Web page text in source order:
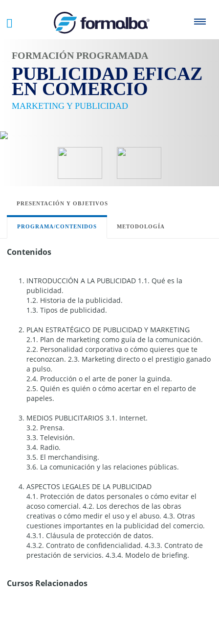
FORMACIÓN PROGRAMADA
PUBLICIDAD EFICAZ
EN COMERCIO
MARKETING Y PUBLICIDAD
PRESENTACIÓN Y OBJETIVOS
PROGRAMA/CONTENIDOS METODOLOGÍA
Contenidos
INTRODUCCIÓN A LA PUBLICIDAD 1.1. Qué es la
publicidad.
1.2. Historia de la publicidad.
1.3. Tipos de publicidad.
PLAN ESTRATÉGICO DE PUBLICIDAD Y MARKETING
2.1. Plan de marketing como guía de la comunicación.
2.2. Personalidad corporativa o cómo quieres que te
reconozcan. 2.3. Marketing directo o el prestigio ganado
a pulso.
2.4. Producción o el arte de poner la guinda.
2.5. Quién es quién o cómo acertar en el reparto de
papeles.
MEDIOS PUBLICITARIOS 3.1. Internet.
3.2. Prensa.
3.3. Televisión.
3.4. Radio.
3.5. El merchandising.
3.6. La comunicación y las relaciones públicas.
ASPECTOS LEGALES DE LA PUBLICIDAD
4.1. Protección de datos personales o cómo evitar el
acoso comercial. 4.2. Los derechos de las obras
creativas o cómo medir el uso y el abuso. 4.3. Otras
cuestiones importantes en la publicidad del comercio.
4.3.1. Cláusula de protección de datos.
4.3.2. Contrato de confidencialidad. 4.3.3. Contrato de
prestación de servicios. 4.3.4. Modelo de briefing.
Cursos Relacionados